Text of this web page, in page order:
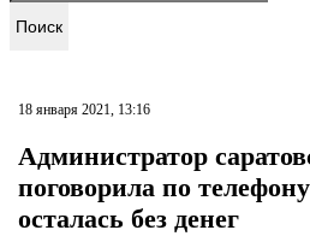
Поиск
18 января 2021, 13:16
Администратор
поговорила по
осталась без денег